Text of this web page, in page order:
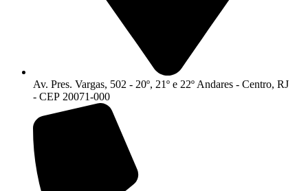
Av. Pres. Vargas, 502 - 20º, 21º e 22º Andares - Centro, RJ
- CEP 20071-000